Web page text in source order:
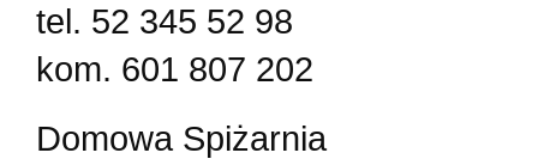
tel. 52 345 52 98
kom. 601 807 202
Domowa Spiżarnia